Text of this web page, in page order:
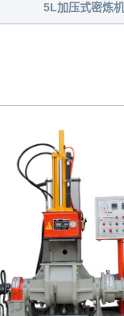
5L加压式密炼